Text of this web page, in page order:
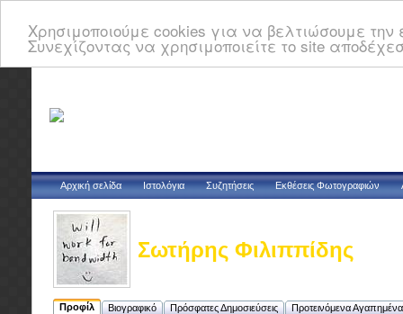
Χρησιμοποιούμε cookies για να βελτιώσουμε
Συνεχίζοντας να χρησιμοποιείτε το site
Αρχική σελίδα Ιστολόγια Συζητήσεις Εκθέσεις Φωτογραφιών
Σωτήρης Φιλιππίδης
Προφίλ Βιογραφικό Πρόσφατες Δημοσιεύσεις Προτεινόμενα Αγαπημένα